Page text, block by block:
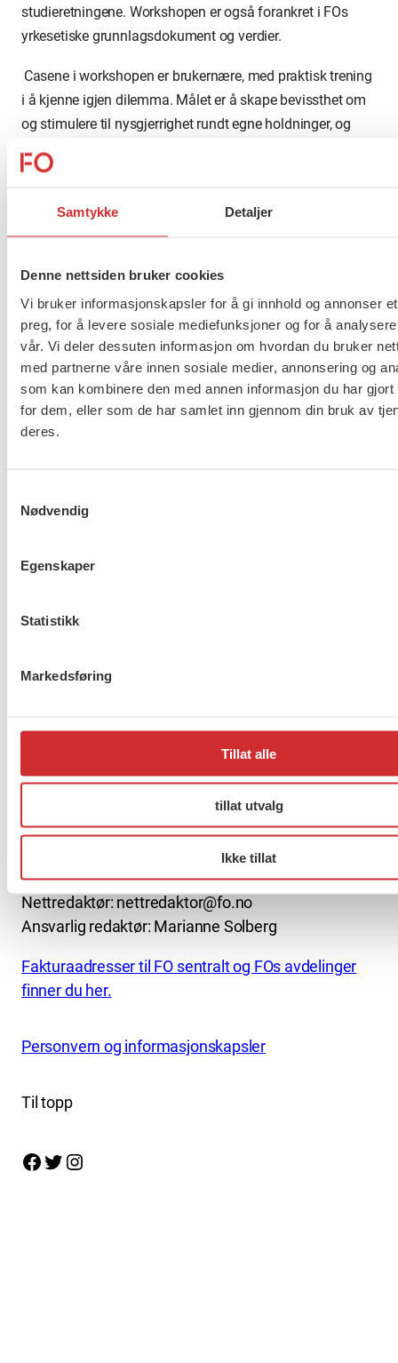
Samtykke Detaljer
Denne nettsiden bruker cookies
Vi bruker informasjonskapsler for å gi innhold og annonser
preg, for å levere sosiale mediefunksjoner og for å
vår. Vi deler dessuten informasjon om hvordan du bruker
med partnerne våre innen sosiale medier, annonsering og
som kan kombinere den med annen informasjon du har gjort
for dem, eller som de har samlet inn gjennom din bruk av
deres.
Nødvendig
Egenskaper
Statistikk
Markedsføring
Tillat alle
tillat utvalg
Ikke tillat
studieretningene. Workshopen er også forankret i FOs
yrkesetiske grunnlagsdokument og verdier.
Casene i workshopen er brukernære, med praktisk trening
i å kjenne igjen dilemma. Målet er å skape bevissthet om
og stimulere til nysgjerrighet rundt egne holdninger, og
refleksjon over disse, samt å bidra til å synliggjøre
yrkesetikken og å øve opp «etikk-muskler».
Flere saker
Taushetsplikt og personvern
About us (English)
Mariboes gate 13
0506 OSLO
kontor@fo.no
Nettredaktør: nettredaktor@fo.no
Ansvarlig redaktør: Marianne Solberg
Fakturaadresser til FO sentralt og FOs avdelinger
finner du her.
Personvern og informasjonskapsler
Til topp
Facebook Twitter Instagram